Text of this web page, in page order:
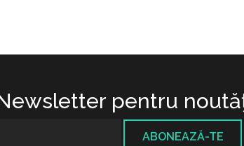
pentru
ABONEAZĂ-TE